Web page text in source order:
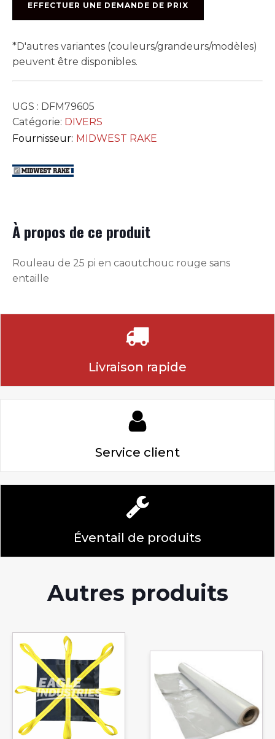
CRANTÉ
CAOUTCHOUC
EFFECTUER UNE DEMANDE DE PRIX
*D'autres variantes (couleurs/grandeurs/modèles)
peuvent être disponibles.
UGS : DFM79605
Catégorie: DIVERS
Fournisseur: MIDWEST RAKE
À propos de ce produit
Rouleau de 25 pi en caoutchouc rouge sans
entaille
Livraison rapide
Service client
Éventail de produits
Autres produits